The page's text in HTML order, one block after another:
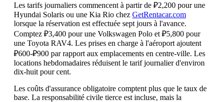
Les tarifs journaliers commencent à partir de ₽2,200 pour une
Hyundai Solaris ou une Kia Rio chez GetRentacar.com
lorsque la réservation est effectuée sept jours à l'avance.
Comptez ₽3,400 pour une Volkswagen Polo et ₽5,800 pour
une Toyota RAV4. Les prises en charge à l'aéroport ajoutent
₽600-₽900 par rapport aux emplacements en centre-ville. Les
locations hebdomadaires réduisent le tarif journalier d'environ
dix-huit pour cent.
Les coûts d'assurance obligatoire comptent plus que le taux de
base. La responsabilité civile tierce est incluse, mais la